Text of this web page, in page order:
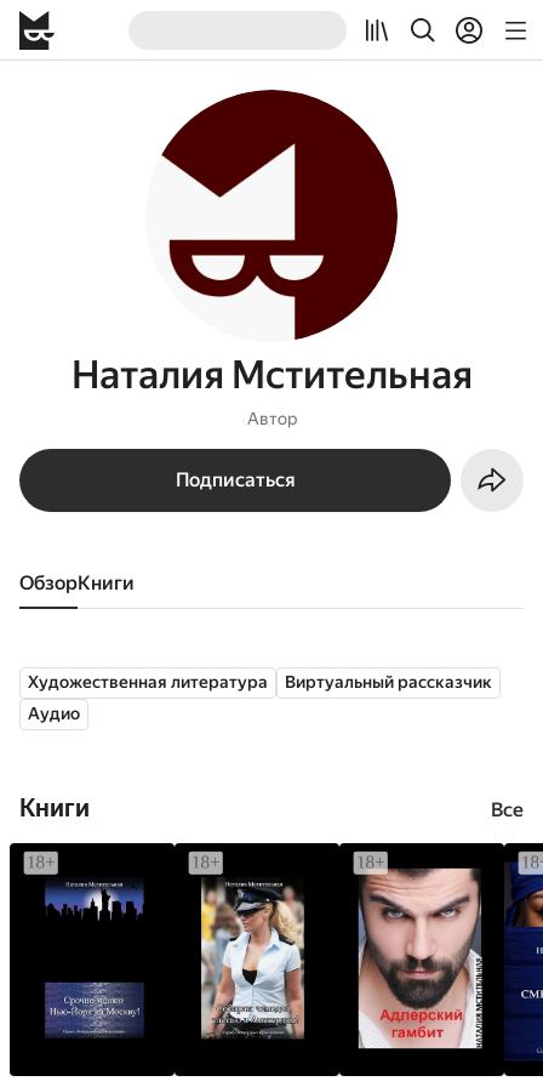
Наталия Мстительная
Автор
Подписаться
Обзор книги
Художественная литература
Виртуальный рассказчик
Аудио
Книги Все